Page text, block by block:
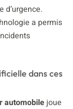
a permis
dans ces
automobile joue